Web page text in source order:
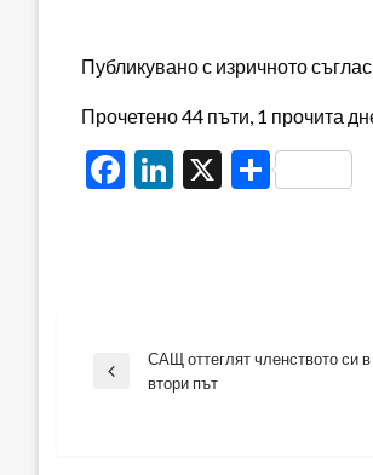
Публикувано с изричното
Прочетено 44 пъти, 1 прочита
Facebook
LinkedIn
X Share
Навигация
Previous
САЩ оттеглят членството
втори път